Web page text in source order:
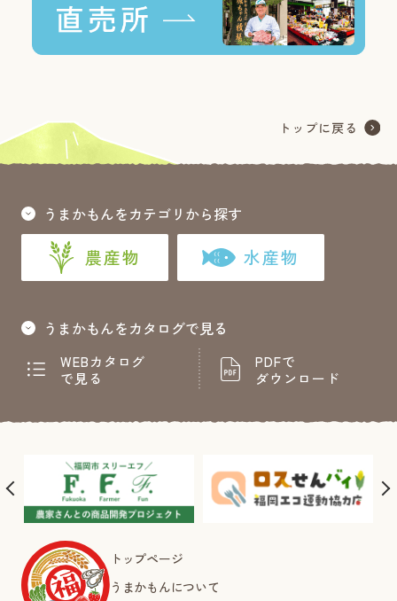
うまかもんをカテゴリから探す
農産物 水産物
うまかもんをカタログで見る
WEBカタログ
で見る
PDFで
ダウンロード
トップページ
うまかもんについて